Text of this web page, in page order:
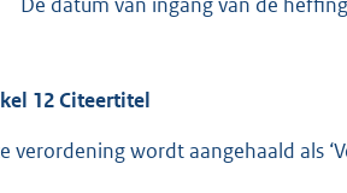
12 Citeertitel
verordening wordt aangehaald als